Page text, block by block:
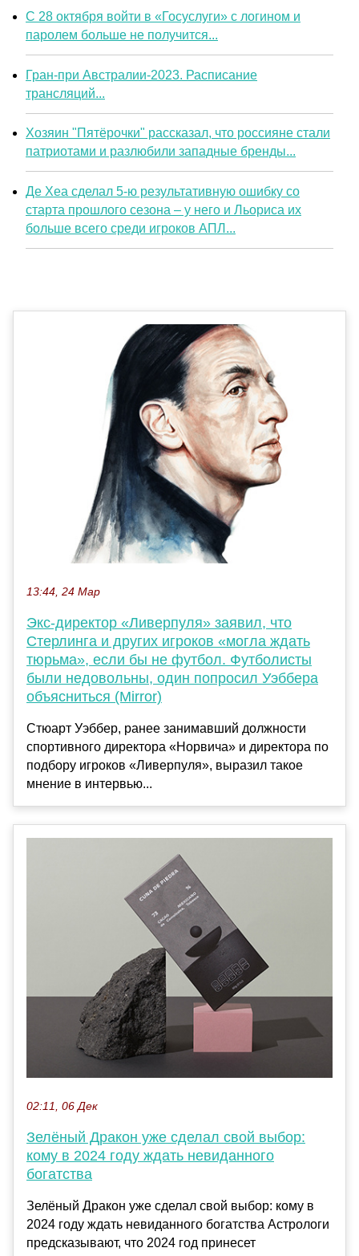
С 28 октября войти в «Госуслуги» с логином и
паролем больше не получится...
Гран-при Австралии-2023. Расписание
трансляций...
Хозяин "Пятёрочки" рассказал, что россияне стали
патриотами и разлюбили западные бренды...
Де Хеа сделал 5-ю результативную ошибку со
старта прошлого сезона – у него и Льориса их
больше всего среди игроков АПЛ...
13:44, 24 Мар
Экс-директор «Ливерпуля» заявил, что
Стерлинга и других игроков «могла ждать
тюрьма», если бы не футбол. Футболисты
были недовольны, один попросил Уэббера
объясниться (Mirror)
Стюарт Уэббер, ранее занимавший должности
спортивного директора «Норвича» и директора по
подбору игроков «Ливерпуля», выразил такое
мнение в интервью...
02:11, 06 Дек
Зелёный Дракон уже сделал свой выбор:
кому в 2024 году ждать невиданного
богатства
Зелёный Дракон уже сделал свой выбор: кому в
2024 году ждать невиданного богатства Астрологи
предсказывают, что 2024 год принесет